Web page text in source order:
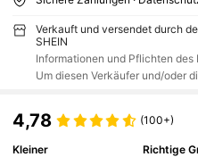
Verkauft und versendet durch
SHEIN
Informationen und Pflichten des
Um diesen Verkäufer und/oder
4,78 (100+)
Kleiner
Richtige